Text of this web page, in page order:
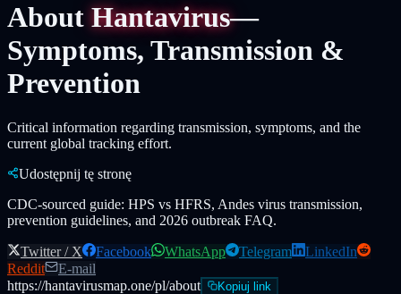
AboutHantavirus—
Symptoms, Transmission &
Prevention
Critical information regarding transmission, symptoms, and the
current global tracking effort.
Udostępnij tę stronę
CDC-sourced guide: HPS vs HFRS, Andes virus transmission,
prevention guidelines, and 2026 outbreak FAQ.
Twitter / X Facebook WhatsApp Telegram
LinkedIn
Reddit
E-mail
https://hantavirusmap.one/pl/about
Kopiuj link